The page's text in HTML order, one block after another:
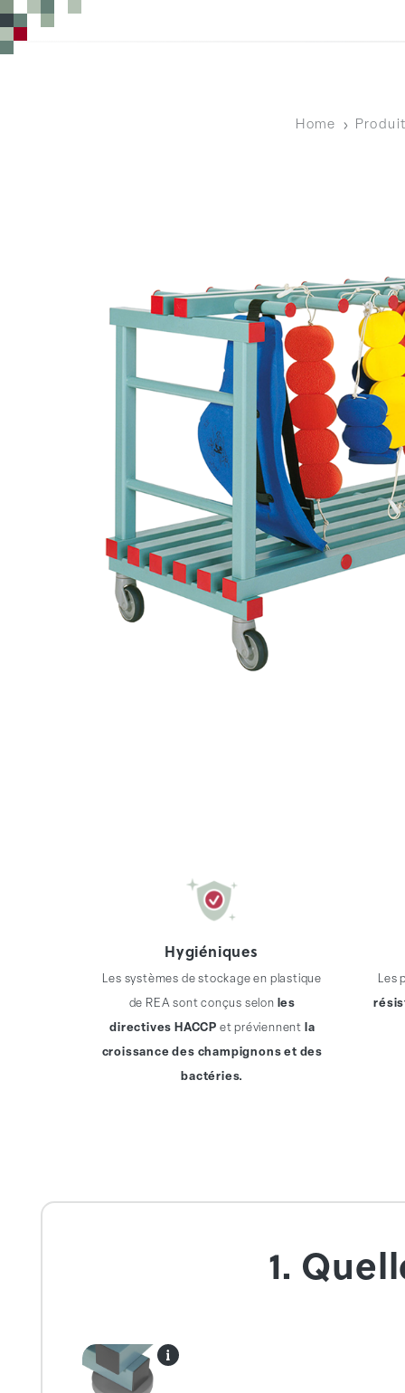
Home
Hygiéniques
Les systèmes de stockage en plastique
de REA sont conçus selon les
directives HACCP et préviennent la
croissance des champignons et des
bactéries.
Les
1.